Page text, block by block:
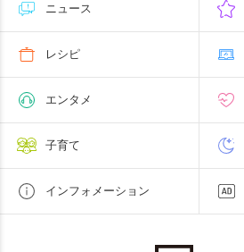
ニュース
レシピ
エンタメ
子育て
インフォメーション